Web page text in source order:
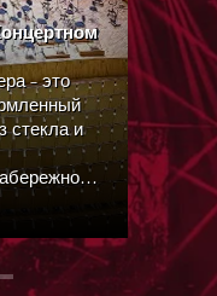
– это
стекла и
где
культуре и